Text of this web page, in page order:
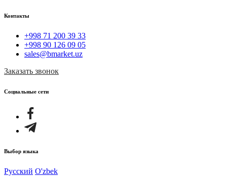
Контакты
+998 71 200 39 33
+998 90 126 09 05
sales@bmarket.uz
Заказать звонок
Социальные сети
Выбор языка
Русский O'zbek